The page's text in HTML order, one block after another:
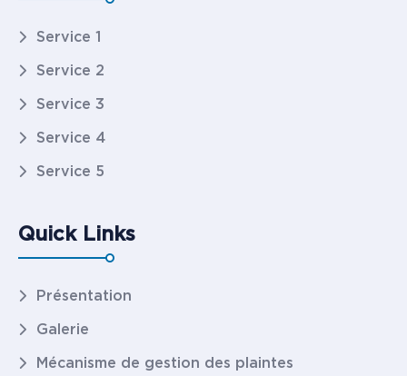
Service 1
Service 2
Service 3
Service 4
Service 5
Quick Links
Présentation
Galerie
Mécanisme de gestion des plaintes